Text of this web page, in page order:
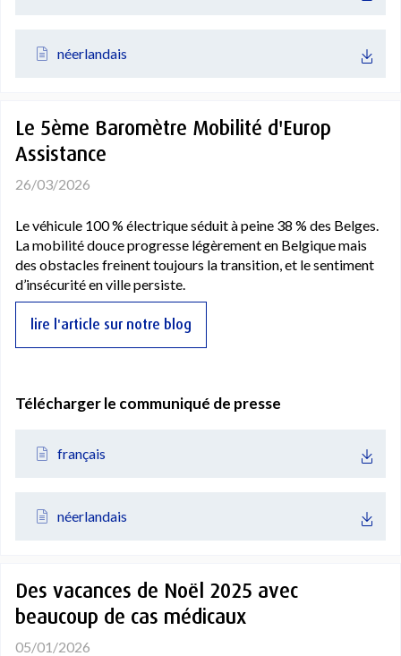
néerlandais
Le 5ème Baromètre Mobilité d'Europ
Assistance
26/03/2026
Le véhicule 100 % électrique séduit à peine 38 % des Belges.
La mobilité douce progresse légèrement en Belgique mais
des obstacles freinent toujours la transition, et le sentiment
d’insécurité en ville persiste.
lire l'article sur notre blog
Télécharger le communiqué de presse
français
néerlandais
Des vacances de Noël 2025 avec
beaucoup de cas médicaux
05/01/2026